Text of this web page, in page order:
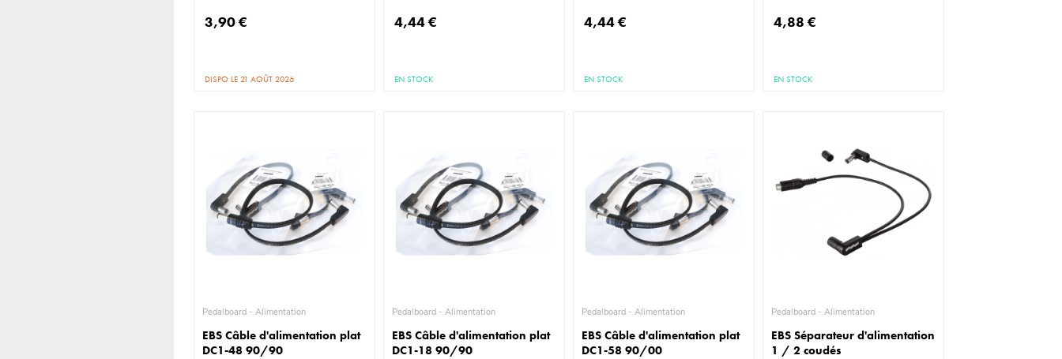
3,90 €
DISPO LE 21 AOÛT 2026
4,44 €
EN STOCK
4,44 €
EN STOCK
4,88 €
EN STOCK
Pedalboard - Alimentation
EBS Câble d'alimentation plat
DC1-48 90/90
Pedalboard - Alimentation
EBS Câble d'alimentation plat
DC1-18 90/90
Pedalboard - Alimentation
EBS Câble d'alimentation plat
DC1-58 90/00
Pedalboard - Alimentation
EBS Séparateur d'alimentation
1 / 2 coudés